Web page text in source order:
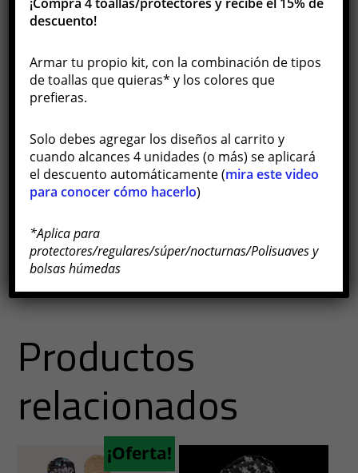
Información
adicional
Color Rosa, Azul bebé, Lila
Productos
relacionados
¡Oferta!
descuento!
Armar tu propio kit, con la combinación de tipos
de toallas que quieras* y los colores que
prefieras.
Solo debes agregar los diseños al carrito y
cuando alcances 4 unidades (o más) se aplicará
el descuento automáticamente (mira este video
para conocer cómo hacerlo)
*Aplica para
protectores/regulares/súper/nocturnas/Polisuaves y
bolsas húmedas